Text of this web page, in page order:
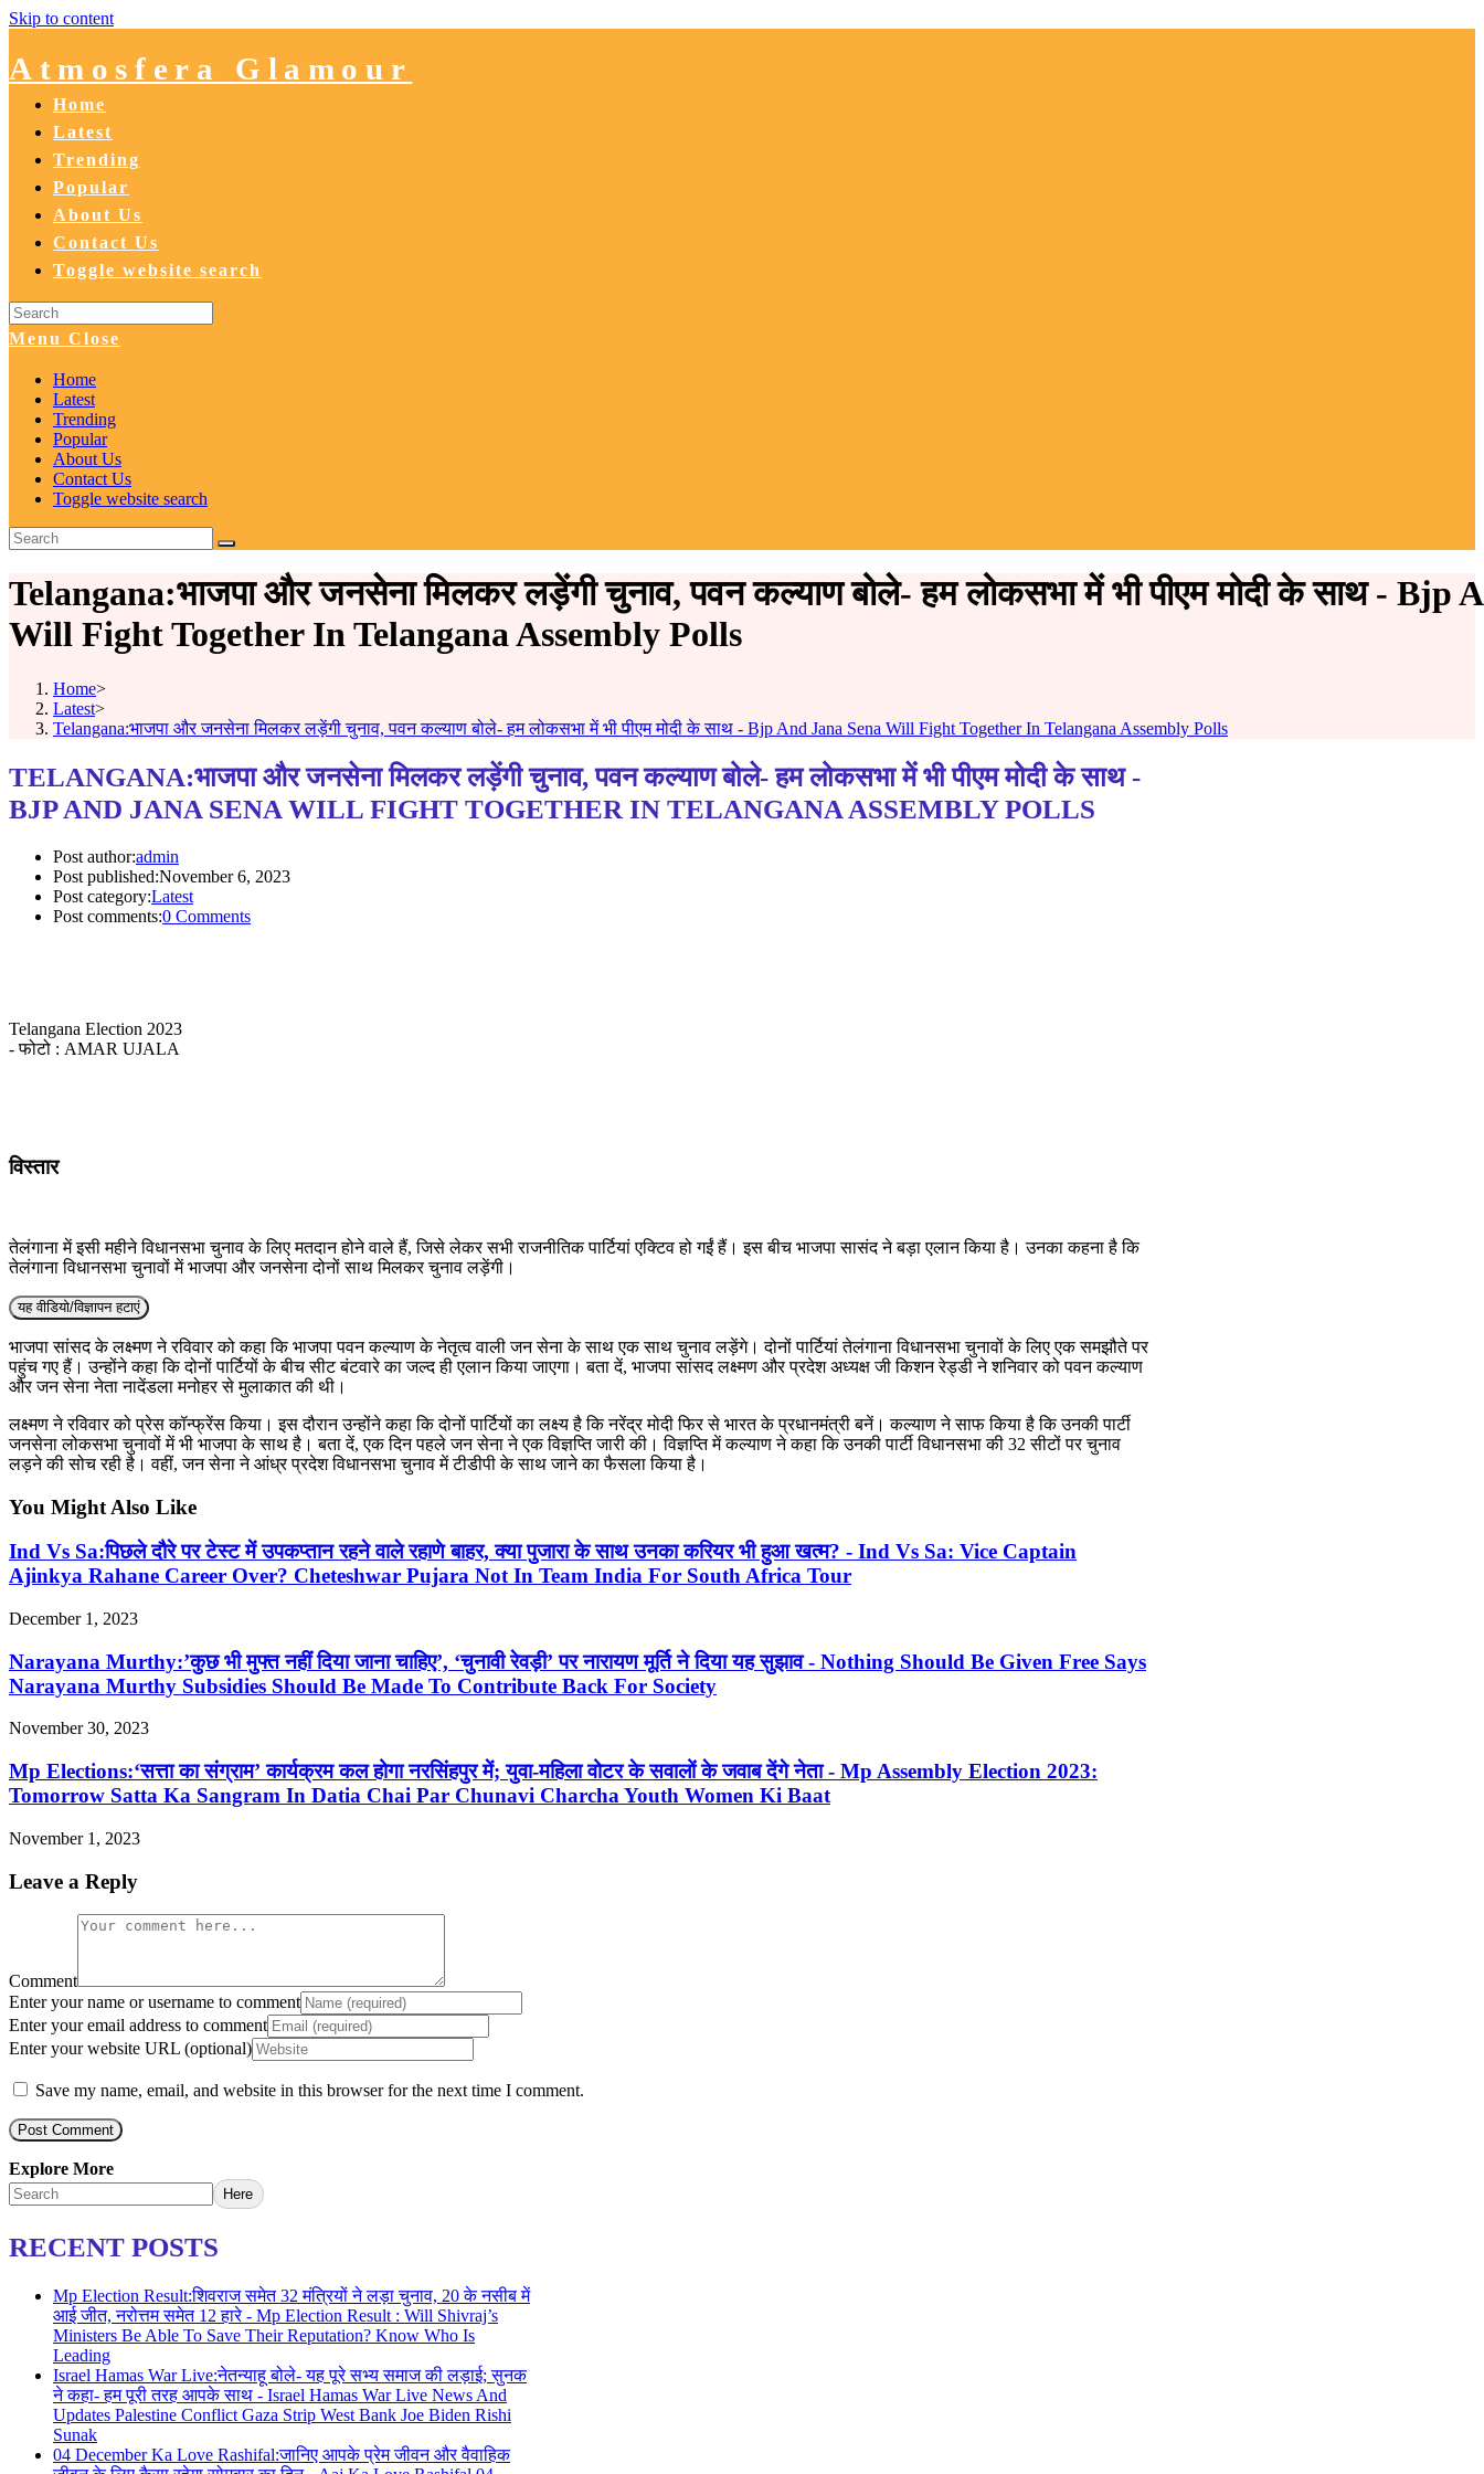
Skip to content
Atmosfera Glamour
Home
Latest
Trending
Popular
About Us
Contact Us
Toggle website search
Menu Close
Home
Latest
Trending
Popular
About Us
Contact Us
Toggle website search
Telangana:भाजपा और जनसेना मिलकर लड़ेंगी चुनाव, पवन कल्याण बोले- हम लोकसभा में भी पीएम मोदी के साथ - Bjp
Will Fight Together In Telangana Assembly Polls
Home>
Latest>
Telangana:भाजपा और जनसेना मिलकर लड़ेंगी चुनाव, पवन कल्याण बोले- हम लोकसभा में भी पीएम मोदी के साथ - Bjp And Jana Sena Will Fight Together In Telangana Assembly Polls
TELANGANA:भाजपा और जनसेना मिलकर लड़ेंगी चुनाव, पवन कल्याण बोले- हम लोकसभा में भी पीएम मोदी के साथ -
BJP AND JANA SENA WILL FIGHT TOGETHER IN TELANGANA ASSEMBLY POLLS
Post author:admin
Post published:November 6, 2023
Post category:Latest
Post comments:0 Comments
Telangana Election 2023
- फोटो : AMAR UJALA
विस्तार
तेलंगाना में इसी महीने विधानसभा चुनाव के लिए मतदान होने वाले हैं, जिसे लेकर सभी राजनीतिक पार्टियां एक्टिव हो गईं हैं। इस बीच भाजपा सासंद ने बड़ा एलान किया है। उनका कहना है कि
तेलंगाना विधानसभा चुनावों में भाजपा और जनसेना दोनों साथ मिलकर चुनाव लड़ेंगी।
यह वीडियो/विज्ञापन हटाएं
भाजपा सांसद के लक्ष्मण ने रविवार को कहा कि भाजपा पवन कल्याण के नेतृत्व वाली जन सेना के साथ एक साथ चुनाव लड़ेंगे। दोनों पार्टियां तेलंगाना विधानसभा चुनावों के लिए एक समझौते पर
पहुंच गए हैं। उन्होंने कहा कि दोनों पार्टियों के बीच सीट बंटवारे का जल्द ही एलान किया जाएगा। बता दें, भाजपा सांसद लक्ष्मण और प्रदेश अध्यक्ष जी किशन रेड्डी ने शनिवार को पवन कल्याण
और जन सेना नेता नादेंडला मनोहर से मुलाकात की थी।
लक्ष्मण ने रविवार को प्रेस कॉन्फ्रेंस किया। इस दौरान उन्होंने कहा कि दोनों पार्टियों का लक्ष्य है कि नरेंद्र मोदी फिर से भारत के प्रधानमंत्री बनें। कल्याण ने साफ किया है कि उनकी पार्टी
जनसेना लोकसभा चुनावों में भी भाजपा के साथ है। बता दें, एक दिन पहले जन सेना ने एक विज्ञप्ति जारी की। विज्ञप्ति में कल्याण ने कहा कि उनकी पार्टी विधानसभा की 32 सीटों पर चुनाव
लड़ने की सोच रही है। वहीं, जन सेना ने आंध्र प्रदेश विधानसभा चुनाव में टीडीपी के साथ जाने का फैसला किया है।
You Might Also Like
Ind Vs Sa:पिछले दौरे पर टेस्ट में उपकप्तान रहने वाले रहाणे बाहर, क्या पुजारा के साथ उनका करियर भी हुआ खत्म? - Ind Vs Sa: Vice Captain
Ajinkya Rahane Career Over? Cheteshwar Pujara Not In Team India For South Africa Tour
December 1, 2023
Narayana Murthy:’कुछ भी मुफ्त नहीं दिया जाना चाहिए’, ‘चुनावी रेवड़ी’ पर नारायण मूर्ति ने दिया यह सुझाव - Nothing Should Be Given Free Says
Narayana Murthy Subsidies Should Be Made To Contribute Back For Society
November 30, 2023
Mp Elections:‘सत्ता का संग्राम’ कार्यक्रम कल होगा नरसिंहपुर में; युवा-महिला वोटर के सवालों के जवाब देंगे नेता - Mp Assembly Election 2023:
Tomorrow Satta Ka Sangram In Datia Chai Par Chunavi Charcha Youth Women Ki Baat
November 1, 2023
Leave a Reply
Comment
Enter your name or username to comment
Enter your email address to comment
Enter your website URL (optional)
Save my name, email, and website in this browser for the next time I comment.
Explore More
Here
RECENT POSTS
Mp Election Result:शिवराज समेत 32 मंत्रियों ने लड़ा चुनाव, 20 के नसीब में
आई जीत, नरोत्तम समेत 12 हारे - Mp Election Result : Will Shivraj’s
Ministers Be Able To Save Their Reputation? Know Who Is
Leading
Israel Hamas War Live:नेतन्याहू बोले- यह पूरे सभ्य समाज की लड़ाई; सुनक
ने कहा- हम पूरी तरह आपके साथ - Israel Hamas War Live News And
Updates Palestine Conflict Gaza Strip West Bank Joe Biden Rishi
Sunak
04 December Ka Love Rashifal:जानिए आपके प्रेम जीवन और वैवाहिक